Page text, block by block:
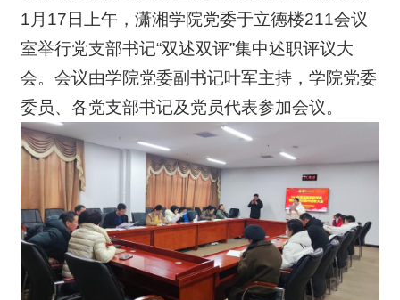
1月17日上午，潇湘学院党委于立德楼211会议
室举行党支部书记“双述双评”集中述职评议大
会。会议由学院党委副书记叶军主持，学院党委
委员、各党支部书记及党员代表参加会议。